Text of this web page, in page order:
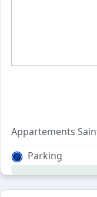
Appartements
Agréable et
Pour votre confort,
Parking